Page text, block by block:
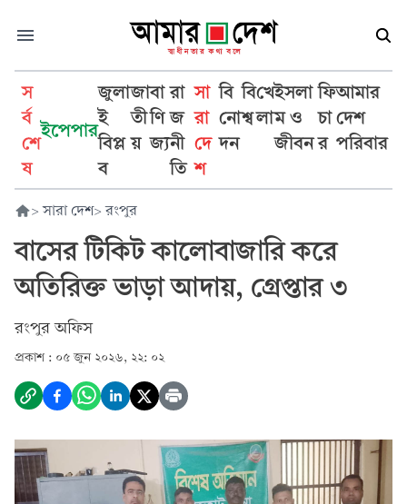
স
র্ব
শে
ষ
ইপেপার
জুলা
ই
বিপ্ল
ব
জা
তী
য়
বা
ণি
জ্য
রা
জ
নী
তি
সা
রা
দে
শ
বি
নো
দন
বি
শ্ব
খে
লা
ইসলা
ম ও
জীবন
ফি
চা
র
আমার
দেশ
পরিবার
> সারা দেশ> রংপুর
বাসের টিকিট কালোবাজারি করে
অতিরিক্ত ভাড়া আদায়, গ্রেপ্তার ৩
রংপুর অফিস
প্রকাশ : ০৫ জুন ২০২৬, ২২: ০২